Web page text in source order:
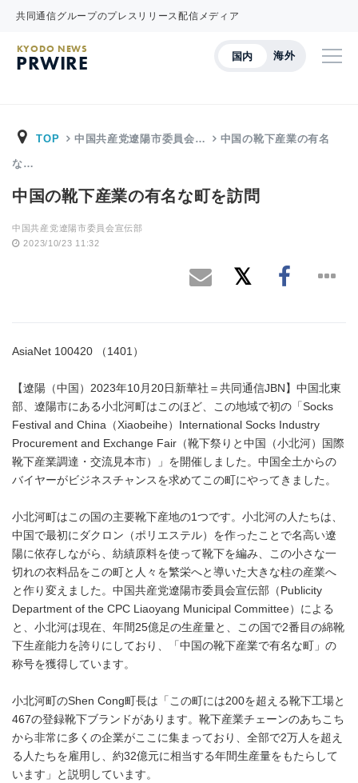
共同通信グループのプレスリリース配信メディア
国内 海外
KYODO NEWS
PRWIRE
TOP 中国共産党遼陽市委員会… 中国の靴下産業の有名
な…
中国の靴下産業の有名な町を訪問
中国共産党遼陽市委員会宣伝部
2023/10/23 11:32
AsiaNet 100420 （1401）
【遼陽（中国）2023年10月20日新華社＝共同通信JBN】中国北東
部、遼陽市にある小北河町はこのほど、この地域で初の「Socks
Festival and China（Xiaobeihe）International Socks Industry
Procurement and Exchange Fair（靴下祭りと中国（小北河）国際
靴下産業調達・交流見本市）」を開催しました。中国全土からの
バイヤーがビジネスチャンスを求めてこの町にやってきました。
小北河町はこの国の主要靴下産地の1つです。小北河の人たちは、
中国で最初にダクロン（ポリエステル）を作ったことで名高い遼
陽に依存しながら、紡績原料を使って靴下を編み、この小さな一
切れの衣料品をこの町と人々を繁栄へと導いた大きな柱の産業へ
と作り変えました。中国共産党遼陽市委員会宣伝部（Publicity
Department of the CPC Liaoyang Municipal Committee）による
と、小北河は現在、年間25億足の生産量と、この国で2番目の綿靴
下生産能力を誇りにしており、「中国の靴下産業で有名な町」の
称号を獲得しています。
小北河町のShen Cong町長は「この町には200を超える靴下工場と
467の登録靴下ブランドがあります。靴下産業チェーンのあちこち
から非常に多くの企業がここに集まっており、全部で2万人を超え
る人たちを雇用し、約32億元に相当する年間生産量をもたらして
います」と説明しています。